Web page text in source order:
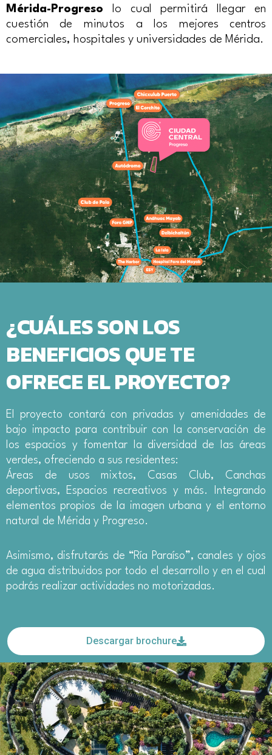
Mérida-Progreso lo cual permitirá llegar en
cuestión de minutos a los mejores centros
comerciales, hospitales y universidades de Mérida.
¿CUÁLES SON LOS
BENEFICIOS QUE TE
OFRECE EL PROYECTO?
El proyecto contará con privadas y amenidades de
bajo impacto para contribuir con la conservación de
los espacios y fomentar la diversidad de las áreas
verdes, ofreciendo a sus residentes:
Áreas de usos mixtos, Casas Club, Canchas
deportivas, Espacios recreativos y más. Integrando
elementos propios de la imagen urbana y el entorno
natural de Mérida y Progreso.
Asimismo, disfrutarás de “Ría Paraíso”, canales y ojos
de agua distribuidos por todo el desarrollo y en el cual
podrás realizar actividades no motorizadas.
Descargar brochure